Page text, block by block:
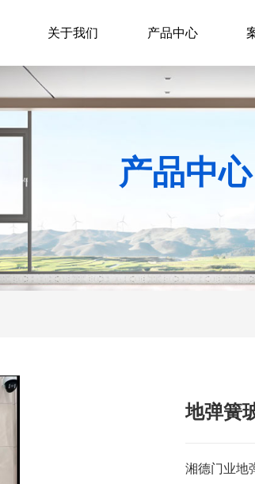
关于我们 产品中心
产品中心
地弹簧
湘德门业地